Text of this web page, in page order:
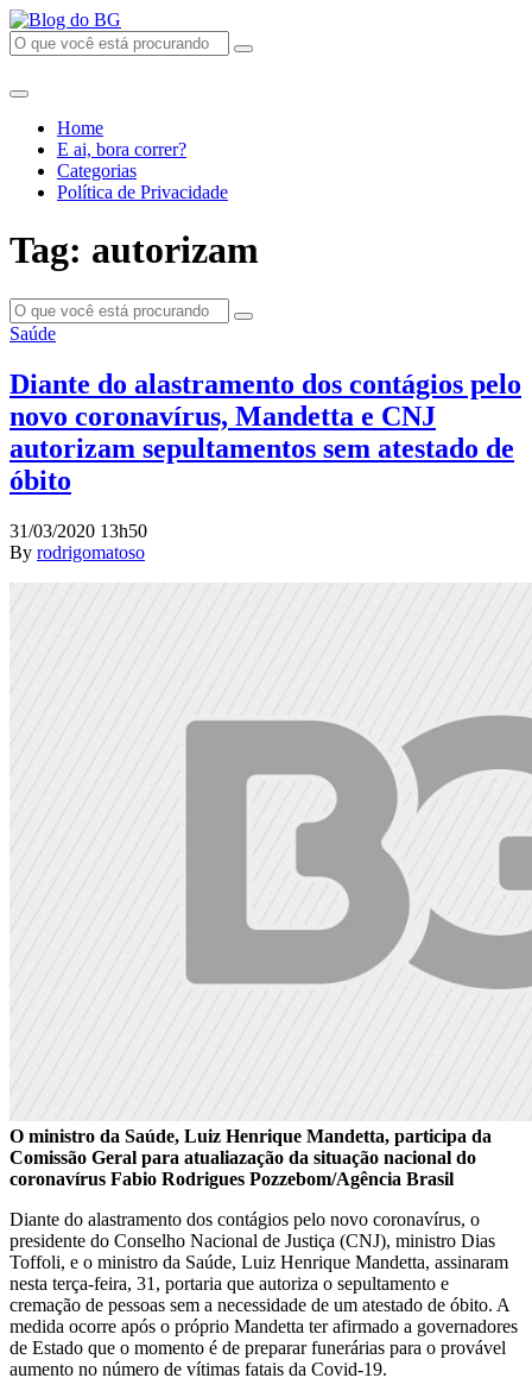
Home
E ai, bora correr?
Categorias
Política de Privacidade
Tag: autorizam
Saúde
Diante do alastramento dos contágios pelo
novo coronavírus, Mandetta e CNJ
autorizam sepultamentos sem atestado de
óbito
31/03/2020 13h50
By rodrigomatoso
O ministro da Saúde, Luiz Henrique Mandetta, participa da
Comissão Geral para atualiazação da situação nacional do
coronavírus Fabio Rodrigues Pozzebom/Agência Brasil
Diante do alastramento dos contágios pelo novo coronavírus, o
presidente do Conselho Nacional de Justiça (CNJ), ministro Dias
Toffoli, e o ministro da Saúde, Luiz Henrique Mandetta, assinaram
nesta terça-feira, 31, portaria que autoriza o sepultamento e
cremação de pessoas sem a necessidade de um atestado de óbito. A
medida ocorre após o próprio Mandetta ter afirmado a governadores
de Estado que o momento é de preparar funerárias para o provável
aumento no número de vítimas fatais da Covid-19.